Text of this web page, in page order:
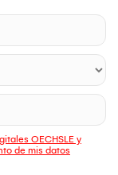
OECHSLE y
de mis datos